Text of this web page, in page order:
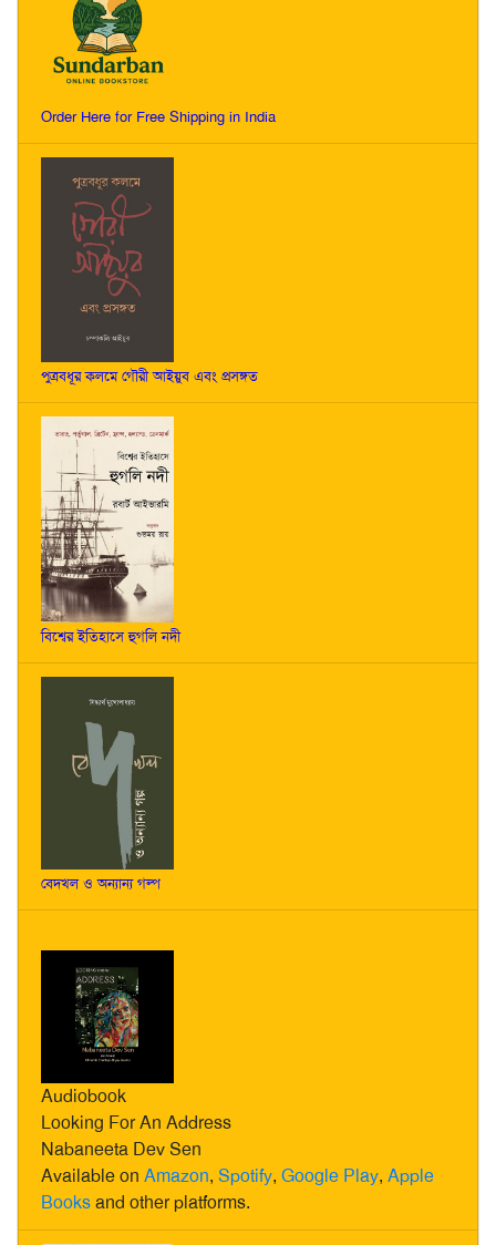
Order Here for Free Shipping in India
পুত্রবধূর কলমে গৌরী আইয়ুব এবং প্রসঙ্গত
বিশ্বের ইতিহাসে হুগলি নদী
বেদখল ও অন্যান্য গল্প
Audiobook
Looking For An Address
Nabaneeta Dev Sen
Available on Amazon, Spotify, Google Play, Apple
Booksand other platforms.